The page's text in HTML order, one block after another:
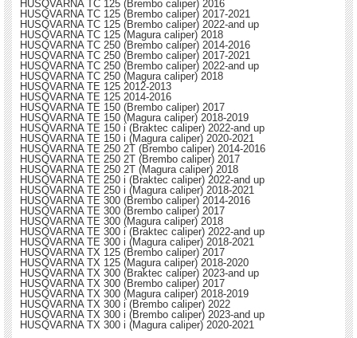
HUSQVARNA TC 125 (Brembo caliper) 2016
HUSQVARNA TC 125 (Brembo caliper) 2017-2021
HUSQVARNA TC 125 (Brembo caliper) 2022-and up
HUSQVARNA TC 125 (Magura caliper) 2018
HUSQVARNA TC 250 (Brembo caliper) 2014-2016
HUSQVARNA TC 250 (Brembo caliper) 2017-2021
HUSQVARNA TC 250 (Brembo caliper) 2022-and up
HUSQVARNA TC 250 (Magura caliper) 2018
HUSQVARNA TE 125 2012-2013
HUSQVARNA TE 125 2014-2016
HUSQVARNA TE 150 (Brembo caliper) 2017
HUSQVARNA TE 150 (Magura caliper) 2018-2019
HUSQVARNA TE 150 i (Braktec caliper) 2022-and up
HUSQVARNA TE 150 i (Magura caliper) 2020-2021
HUSQVARNA TE 250 2T (Brembo caliper) 2014-2016
HUSQVARNA TE 250 2T (Brembo caliper) 2017
HUSQVARNA TE 250 2T (Magura caliper) 2018
HUSQVARNA TE 250 i (Braktec caliper) 2022-and up
HUSQVARNA TE 250 i (Magura caliper) 2018-2021
HUSQVARNA TE 300 (Brembo caliper) 2014-2016
HUSQVARNA TE 300 (Brembo caliper) 2017
HUSQVARNA TE 300 (Magura caliper) 2018
HUSQVARNA TE 300 i (Braktec caliper) 2022-and up
HUSQVARNA TE 300 i (Magura caliper) 2018-2021
HUSQVARNA TX 125 (Brembo caliper) 2017
HUSQVARNA TX 125 (Magura caliper) 2018-2020
HUSQVARNA TX 300 (Braktec caliper) 2023-and up
HUSQVARNA TX 300 (Brembo caliper) 2017
HUSQVARNA TX 300 (Magura caliper) 2018-2019
HUSQVARNA TX 300 i (Brembo caliper) 2022
HUSQVARNA TX 300 i (Brembo caliper) 2023-and up
HUSQVARNA TX 300 i (Magura caliper) 2020-2021